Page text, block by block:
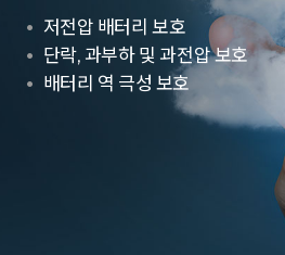
저전압 배터리 보호
단락, 과부하 및 과전압 보호
배터리 역 극성 보호